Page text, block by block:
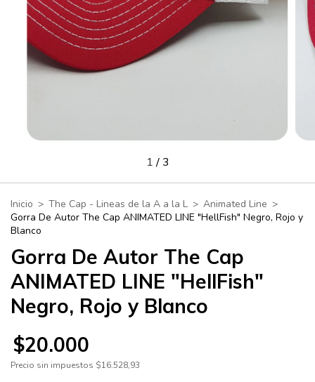
1 / 3
Inicio > The Cap - Lineas de la A a la L > Animated Line >
Gorra De Autor The Cap ANIMATED LINE "HellFish" Negro, Rojo y
Blanco
Gorra De Autor The Cap
ANIMATED LINE "HellFish"
Negro, Rojo y Blanco
$20.000
Precio sin impuestos $16.528,93